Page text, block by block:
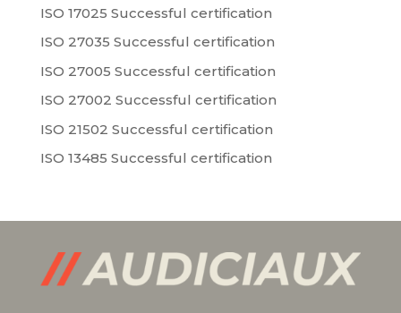
ISO 17025 Successful certification
ISO 27035 Successful certification
ISO 27005 Successful certification
ISO 27002 Successful certification
ISO 21502 Successful certification
ISO 13485 Successful certification